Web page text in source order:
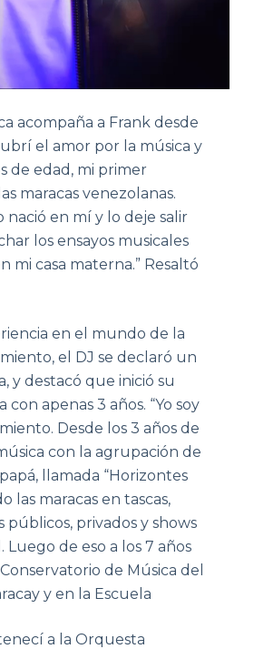
acompaña a Frank desde
el amor por la música y
de edad, mi primer
maracas venezolanas.
nació en mí y lo deje salir
los ensayos musicales
mi casa materna.” Resaltó
en el mundo de la
el DJ se declaró un
y destacó que inició su
apenas 3 años. “Yo soy
Desde los 3 años de
con la agrupación de
llamada “Horizontes
las maracas en tascas,
públicos, privados y shows
de eso a los 7 años
de Música del
y en la Escuela
a la Orquesta